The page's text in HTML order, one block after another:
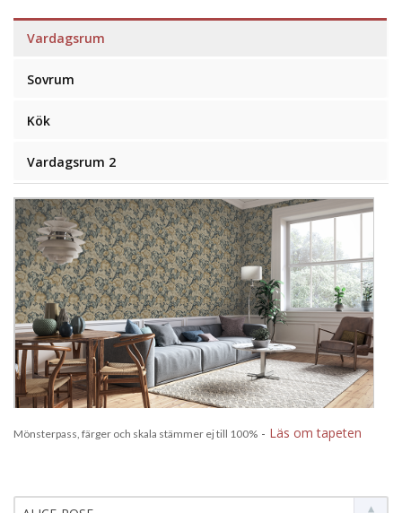
Vardagsrum
Sovrum
Kök
Vardagsrum 2
Mönsterpass, färger och skala stämmer ej till 100% - Läs om tapeten